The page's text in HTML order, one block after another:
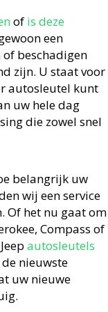
of is deze
een
of beschadigen
zijn. U staat voor
autosleutel kunt
uw hele dag
die zowel snel
belangrijk uw
wij een service
Of het nu gaat om
Compass of
autosleutels
nieuwste
uw nieuwe